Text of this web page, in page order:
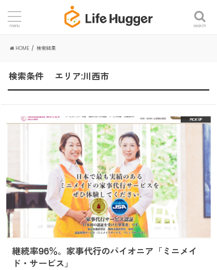
search
menu
HOME 検索結果
検索条件 エリア:川西市
継続率96％。家事代行のパイオニア「ミニメイ
ド・サービス」